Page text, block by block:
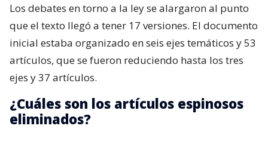
Los debates en torno a la ley se alargaron al punto
que el texto llegó a tener 17 versiones. El documento
inicial estaba organizado en seis ejes temáticos y 53
artículos, que se fueron reduciendo hasta los tres
ejes y 37 artículos.
¿Cuáles son los artículos espinosos
eliminados?